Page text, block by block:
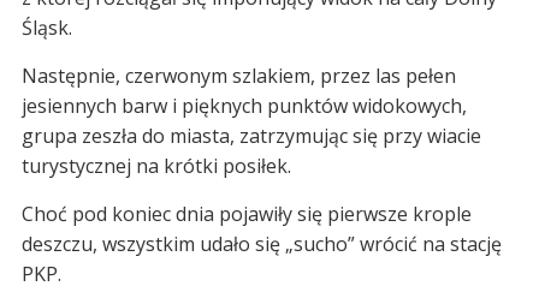
Śląsk.
Następnie, czerwonym szlakiem, przez las pełen
jesiennych barw i pięknych punktów widokowych,
grupa zeszła do miasta, zatrzymując się przy wiacie
turystycznej na krótki posiłek.
Choć pod koniec dnia pojawiły się pierwsze krople
deszczu, wszystkim udało się „sucho” wrócić na stację
PKP.